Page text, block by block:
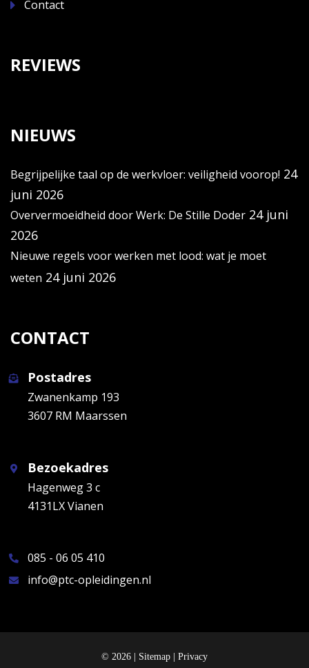
Contact
REVIEWS
NIEUWS
Begrijpelijke taal op de werkvloer: veiligheid voorop! 24
juni 2026
Oververmoeidheid door Werk: De Stille Doder 24 juni
2026
Nieuwe regels voor werken met lood: wat je moet
weten 24 juni 2026
CONTACT
Postadres
Zwanenkamp 193
3607 RM Maarssen
Bezoekadres
Hagenweg 3 c
4131LX Vianen
085 - 06 05 410
info@ptc-opleidingen.nl
© 2026 | Sitemap | Privacy